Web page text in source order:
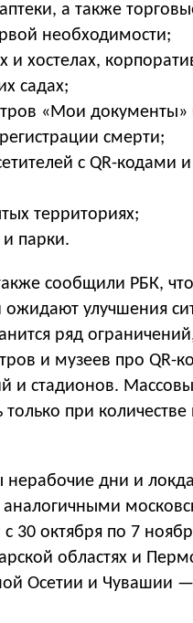
а также
необходимости;
и хостелах,
садах;
«Мои документы»
смерти;
с QR-кодами
территориях;
парки.
сообщили РБК,
ожидают улучшения
ряд
и музеев про QR-
и стадионов.
при количестве
дни и
30 октября по 7
областях и
Осетии и Чувашии